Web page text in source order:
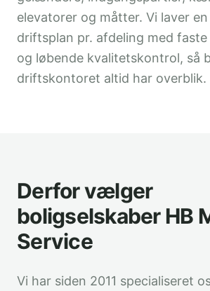
elevatorer og måtter. Vi laver
driftsplan pr. afdeling med
og løbende kvalitetskontrol, så
driftskontoret altid har overblik.
Derfor vælger
boligselskaber HB
Service
Vi har siden 2011 specialiseret